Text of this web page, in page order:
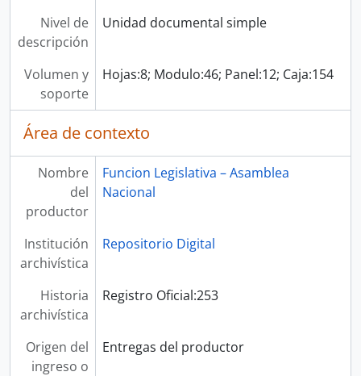
Nivel de
descripción
Unidad documental simple
Volumen y
soporte
Hojas:8; Modulo:46; Panel:12; Caja:154
Área de contexto
Nombre
del
productor
Funcion Legislativa – Asamblea
Nacional
Institución
archivística
Repositorio Digital
Historia
archivística
Registro Oficial:253
Origen del
ingreso o
Entregas del productor